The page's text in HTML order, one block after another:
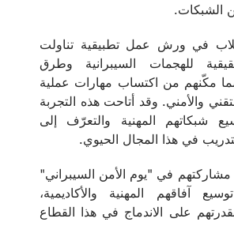
الشبكات.
في ورش عمل تطبيقية تناولت
للهجمات السيبرانية وطرق
مكّنهم من اكتساب مهارات عملية
والأمني. وقد أتاحت هذه التجربة
شبكاتهم المهنية والتعرّف إلى
في هذا المجال الحيوي.
مشاركتهم في "يوم الأمن السيبراني"
آفاقهم المهنية والأكاديمية،
على الاندماج في هذا القطاع